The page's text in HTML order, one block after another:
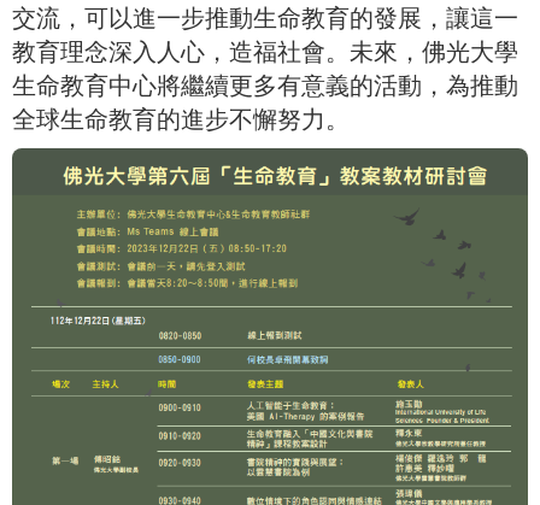
交流，可以進一步推動生命教育的發展，讓這一
教育理念深入人心，造福社會。未來，佛光大學
生命教育中心將繼續更多有意義的活動，為推動
全球生命教育的進步不懈努力。